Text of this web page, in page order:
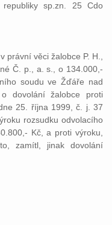
republiky sp.zn. 25 Cdo
právní věci žalobce P. H.,
Č. p., a. s., o 134.000,-
soudu ve Žďáře nad
dovolání žalobce proti
25. října 1999, č. j. 37
rozsudku odvolacího
Kč, a proti výroku,
zamítl, jinak dovolání